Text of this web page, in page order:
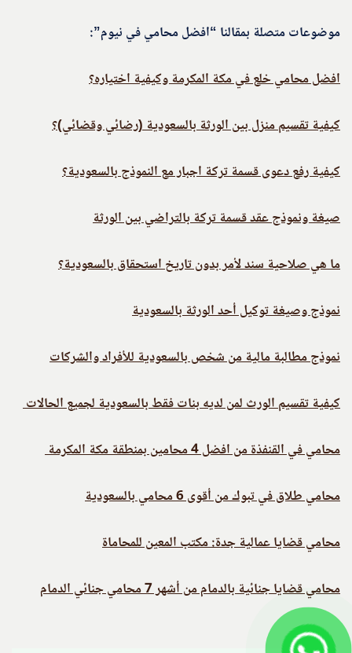
موضوعات متصلة بمقالنا “افضل محامي في نيوم”:
افضل محامي خلع في مكة المكرمة وكيفية اختياره؟
كيفية تقسيم منزل بين الورثة بالسعودية (رضائي وقضائي)؟
كيفية رفع دعوى قسمة تركة اجبار مع النموذج بالسعودية؟
صيغة ونموذج عقد قسمة تركة بالتراضي بين الورثة
ما هي صلاحية سند لأمر بدون تاريخ استحقاق بالسعودية؟
نموذج وصيغة توكيل أحد الورثة بالسعودية
نموذج مطالبة مالية من شخص بالسعودية للأفراد والشركات
كيفية تقسيم الورث لمن لديه بنات فقط بالسعودية لجميع الحالات
محامي في القنفذة من افضل 4 محامين بمنطقة مكة المكرمة
محامي طلاق في تبوك من أقوى 6 محامي بالسعودية
محامي قضايا عمالية جدة: مكتب المعين للمحاماة
محامي قضايا جنائية بالدمام من أشهر 7 محامي جنائي الدمام